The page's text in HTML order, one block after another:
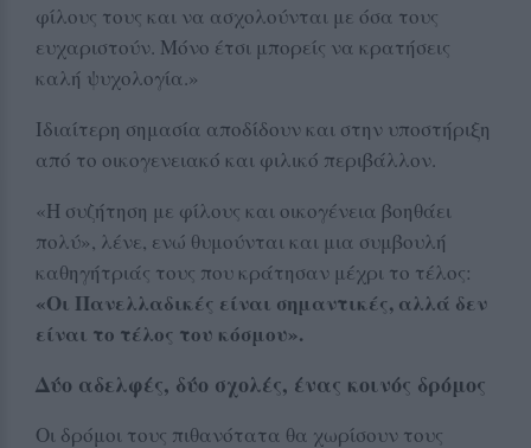
φίλους τους και να ασχολούνται με όσα τους
ευχαριστούν. Μόνο έτσι μπορείς να κρατήσεις
καλή ψυχολογία.»
Ιδιαίτερη σημασία αποδίδουν και στην υποστήριξη
από το οικογενειακό και φιλικό περιβάλλον.
«Η συζήτηση με φίλους και οικογένεια βοηθάει
πολύ», λένε, ενώ θυμούνται και μια συμβουλή
καθηγήτριάς τους που κράτησαν μέχρι το τέλος:
«Οι Πανελλαδικές είναι σημαντικές, αλλά δεν
είναι το τέλος του κόσμου».
Δύο αδελφές, δύο σχολές, ένας κοινός δρόμος
Οι δρόμοι τους πιθανότατα θα χωρίσουν τους